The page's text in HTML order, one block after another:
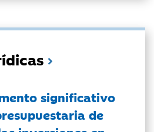
significativo
de